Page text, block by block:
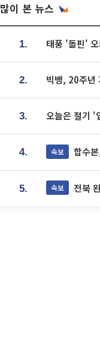
많이 본 뉴스
1. 태풍 '돌핀'
2. 빅뱅, 20주년
3. 오늘은 절기 '
4. 속보 합수
5. 속보 전북